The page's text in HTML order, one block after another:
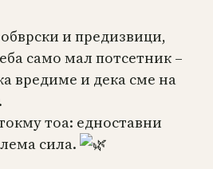
и предизвици,
само мал потсетник –
вредиме и дека сме на
тоа: едноставни
сила.